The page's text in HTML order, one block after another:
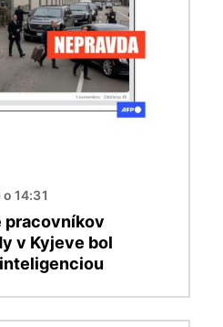
14:31
pracovníkov
v Kyjeve bol